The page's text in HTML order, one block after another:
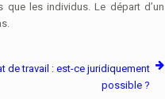
les individus. Le départ d’un
de travail : est-ce juridiquement
possible ?